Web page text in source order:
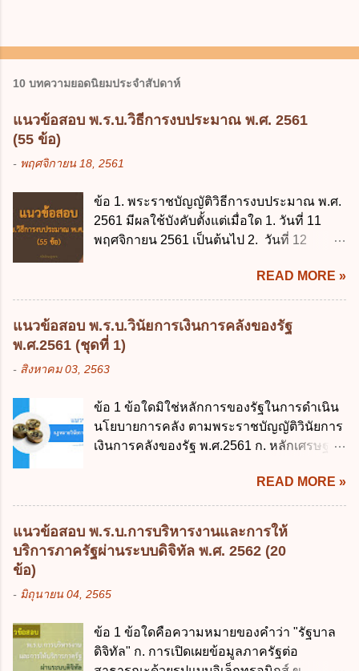
10 บทความยอดนิยมประจำสัปดาห์
แนวข้อสอบ พ.ร.บ.วิธีการงบประมาณ พ.ศ. 2561
(55 ข้อ)
- พฤศจิกายน 18, 2561
ข้อ 1. พระราชบัญญัติวิธีการงบประมาณ พ.ศ.
2561 มีผลใช้บังคับตั้งแต่เมื่อใด 1. วันที่ 11
พฤศจิกายน 2561 เป็นต้นไป 2. วันที่ 12
พฤศจิกายน 2561 เป็นต้นไป 4. วันที่ 14
พฤศจิกายน 2561 เป็นต้นไป ข้อ 2. พระราช
บัญญัติวิธีการงบประมาณ พ.ศ. 2561 ไม่ได้
ยกเลิกกฎหมายฉบับใด 1. พระราชบัญญัติวิธี
การงบประมาณ พ.ศ. 2502 2. พระราชบัญญัติ
วิธีการงบประมาณ (ฉบับที่ 3) พ.ศ. 2511 3.
พ.ศ. 2544 4. ประกาศของคณะปฏิวัติ ฉบับที่
203 ลงวันที่ 31 สิงหาคม 2515 ข้อ 3. ข้อใดไม่
ถูกต้อง 1. นายกรัฐมนตรีมีอำนาจออกกฎเพื่อ
ประมาณ พ.ศ. 2561 2. นายกรัฐมนตรีเป็นผู้
รักษาการตามพระราช บัญญัติวิธีการงบ
ประมาณ พ.ศ. 2561 3. รัฐมนตรีว่าการ
กระทรวงการคลัง เป็นผู้รักษาการตามพระ
โปร่งใสและตรวจสอบได้ ข้อ 4. พระราช
บัญญัติวิธีการงบประมาณ พ.ศ. 2561 บัญญัติ
ให้การบริหา...
READ MORE »
แนวข้อสอบ พ.ร.บ.วินัยการเงินการคลังของรัฐ
พ.ศ.2561 (ชุดที่ 1)
- สิงหาคม 03, 2563
ข้อ 1 ข้อใดมิใช่หลักการของรัฐในการดำเนิน
นโยบายการคลัง ตามพระราชบัญญัติวินัยการ
เงินการคลังของรัฐ พ.ศ.2561 ก. หลักเศรษฐกิจ
เศรษฐกิจ ค. หลักการพัฒนาทางเศรษฐกิจ
อย่างยั่งยืน ง. หลักความเป็นธรรมในสังคม ข้อ
2 สัดส่วนหนี้สาธารณะต่อผลิตภัณฑ์มวลรวม
ในประเทศเพื่อใช้เป็นกรอบในการบริหารหนี้
สาธารณะเป็นไปตามข้อใด ก. ไม่เกินร้อยละ 5
เกินร้อยละ 60 ข้อ 3 กฎหมายว่าด้วยวินัยการ
กฎหมายที่ให้จัดเก็บภาษีอากรหรือค่า
ธรรมเนียมเพิ่มขึ้นจากที่กำหนดไว้ในกฎหมาย
READ MORE »
แนวข้อสอบ พ.ร.บ.การบริหารงานและการให้
บริการภาครัฐผ่านระบบดิจิทัล พ.ศ. 2562 (20
ข้อ)
- มิถุนายน 04, 2565
ข้อ 1 ข้อใดคือความหมายของคำว่า "รัฐบาล
ดิจิทัล" ก. การเปิดเผยข้อมูลภาครัฐต่อ